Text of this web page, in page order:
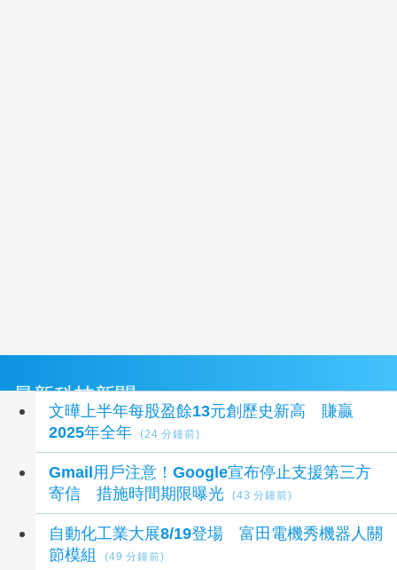
最新科技新聞
文曄上半年每股盈餘13元創歷史新高 賺贏
2025年全年
(24 分鐘前)
Gmail用戶注意！Google宣布停止支援第三方
寄信 措施時間期限曝光
(43 分鐘前)
自動化工業大展8/19登場 富田電機秀機器人關
節模組
(49 分鐘前)